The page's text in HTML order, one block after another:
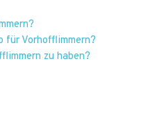
für Vorhofflimmern?
zu haben?